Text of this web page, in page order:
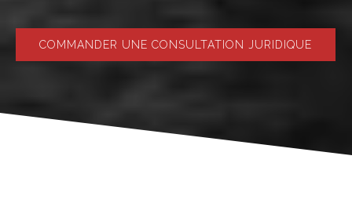
COMMANDER UNE CONSULTATION JURIDIQUE